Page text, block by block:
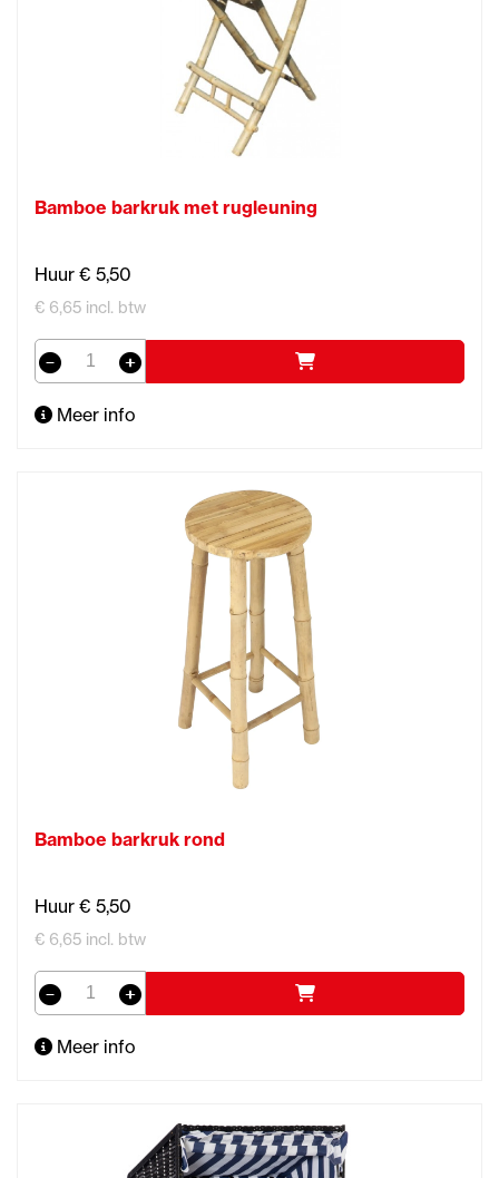
Bamboe barkruk met rugleuning
Huur € 5,50
€ 6,65 incl. btw
Meer info
Bamboe barkruk rond
Huur € 5,50
€ 6,65 incl. btw
Meer info